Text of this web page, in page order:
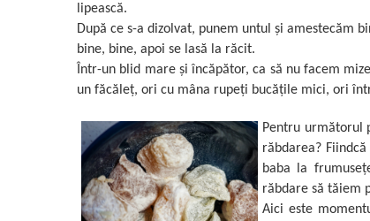
lipească.
După ce s-a dizolvat, punem untul și amestecăm
bine, bine, apoi se lasă la răcit.
Într-un blid mare și încăpător, ca să nu facem
un făcăleț, ori cu mâna rupeți bucățile mici, ori
Pentru următorul
răbdarea?
baba la
răbdare să tăiem
Aici este